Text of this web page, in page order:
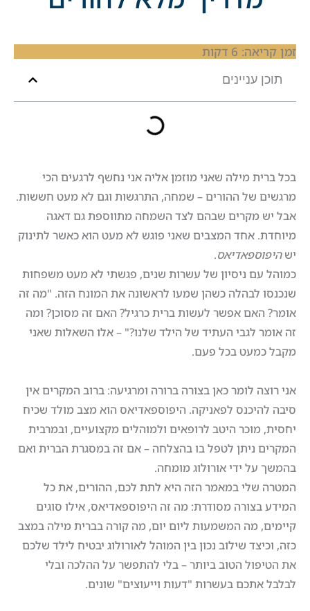
זמן קריאה: 6 דקות
תוכן עניינים
בכל ברית מילה שאני מוזמן אליה אני נחשף לרגעים הכי
מרגשים של ההורים – שמחה, התרגשות וגם לא מעט חששות.
אבל יש מקרים שבהם לצד השמחה מתווספת גם דאגה
מיוחדת. אחד המצבים שאני פוגש לא מעט הוא כאשר לתינוק
ישהיפוספאדיאס.
כמוהל עם ניסיון של עשרות שנים, פגשתי לא מעט משפחות
שנכנסו לבהלה כשהן שמעו לראשונה את המונח הזה. "מה זה
אומר? האם אפשר לעשות ברית כרגיל? האם זה מסוכן? ומה
זה אומר לגבי העתיד של הילד שלנו?" – אלו השאלות שאני
מקבל כמעט בכל פעם.
אני רוצה לומר כאן בצורה ברורה ומרגיעה: ברוב המקרים אין
סיבה להיכנס לפאניקה. היפוספאדיאס הוא מצב מולד שכיח
יחסית, מוכר היטב לרופאים ולמוהלים מקצועיים, ובמרבית
המקרים ניתן לטפל בו בהצלחה – אם זה במסגרת הברית ואם
בהמשך על ידי אורולוג מומחה.
המטרה שלי במאמר הזה היא לתת לכם, ההורים, את כל
המידע בצורה מסודרת: מה זה היפוספאדיאס, אילו סוגים
קיימים, מה המשמעות ליום יום, מה קורה בברית מילה במצב
כזה, וכיצד שילוב נכון בין המוהל לאורולוג יבטיח לילד שלכם
את הטיפול הטוב ביותר – בלי להתפשר על ההלכה ובלי
לבלבל אתכם בעשרות "דעות וייעוצים" שונים.